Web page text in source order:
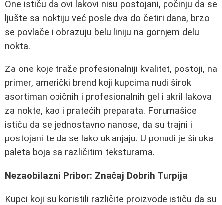
One ističu da ovi lakovi nisu postojani, počinju da se
ljušte sa noktiju već posle dva do četiri dana, brzo
se povlače i obrazuju belu liniju na gornjem delu
nokta.
Za one koje traže profesionalniji kvalitet, postoji, na
primer, američki brend koji kupcima nudi širok
asortiman običnih i profesionalnih gel i akril lakova
za nokte, kao i pratećih preparata. Forumašice
ističu da se jednostavno nanose, da su trajni i
postojani te da se lako uklanjaju. U ponudi je široka
paleta boja sa različitim teksturama.
Nezaobilazni Pribor: Značaj Dobrih Turpija
Kupci koji su koristili različite proizvode ističu da su